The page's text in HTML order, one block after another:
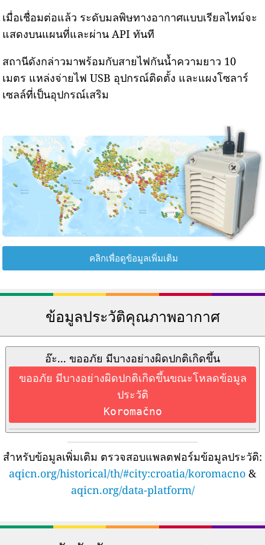
เมื่อเชื่อมต่อแล้ว ระดับมลพิษทางอากาศแบบเรียลไทม์จะ
แสดงบนแผนที่และผ่าน API ทันที
สถานีดังกล่าวมาพร้อมกับสายไฟกันน้ำความยาว 10
เมตร แหล่งจ่ายไฟ USB อุปกรณ์ติดตั้ง และแผงโซลาร์
เซลล์ที่เป็นอุปกรณ์เสริม
คลิกเพื่อดูข้อมูลเพิ่มเติม
ข้อมูลประวัติคุณภาพอากาศ
อ๊ะ... ขออภัย มีบางอย่างผิดปกติเกิดขึ้น
ขออภัย มีบางอย่างผิดปกติเกิดขึ้นขณะโหลดข้อมูล
ประวัติ
Koromačno
สำหรับข้อมูลเพิ่มเติม ตรวจสอบแพลตฟอร์มข้อมูลประวัติ:
aqicn.org/historical/th/#city:croatia/koromacno &
aqicn.org/data-platform/